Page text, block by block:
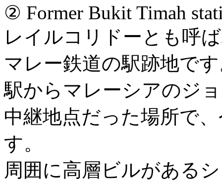
② Former Bukit Timah
レイルコリドーとも呼
マレー鉄道の駅跡地で
駅からマレーシアのジ
中継地点だった場所で
す。
周囲に高層ビルがある